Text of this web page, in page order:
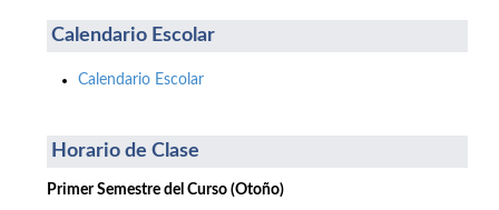
Calendario Escolar
Calendario Escolar
Horario de Clase
Primer Semestre del Curso (Otoño)